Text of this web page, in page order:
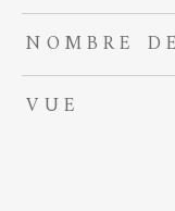
NOMBRE
VUE